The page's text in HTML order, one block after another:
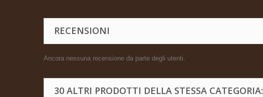
RECENSIONI
Ancora nessuna recensione da parte degli utenti.
30 ALTRI PRODOTTI DELLA STESSA CATEGORIA: